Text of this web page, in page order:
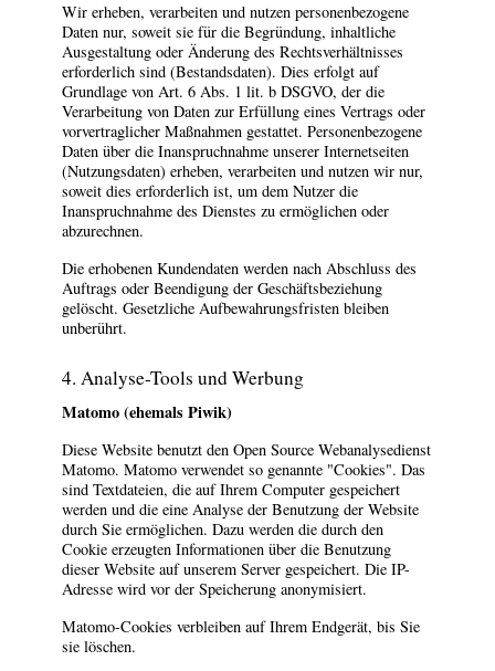
Wir erheben, verarbeiten und nutzen personenbezogene
Daten nur, soweit sie für die Begründung, inhaltliche
Ausgestaltung oder Änderung des Rechtsverhältnisses
erforderlich sind (Bestandsdaten). Dies erfolgt auf
Grundlage von Art. 6 Abs. 1 lit. b DSGVO, der die
Verarbeitung von Daten zur Erfüllung eines Vertrags oder
vorvertraglicher Maßnahmen gestattet. Personenbezogene
Daten über die Inanspruchnahme unserer Internetseiten
(Nutzungsdaten) erheben, verarbeiten und nutzen wir nur,
soweit dies erforderlich ist, um dem Nutzer die
Inanspruchnahme des Dienstes zu ermöglichen oder
abzurechnen.
Die erhobenen Kundendaten werden nach Abschluss des
Auftrags oder Beendigung der Geschäftsbeziehung
gelöscht. Gesetzliche Aufbewahrungsfristen bleiben
unberührt.
4. Analyse-Tools und Werbung
Matomo (ehemals Piwik)
Diese Website benutzt den Open Source Webanalysedienst
Matomo. Matomo verwendet so genannte "Cookies". Das
sind Textdateien, die auf Ihrem Computer gespeichert
werden und die eine Analyse der Benutzung der Website
durch Sie ermöglichen. Dazu werden die durch den
Cookie erzeugten Informationen über die Benutzung
dieser Website auf unserem Server gespeichert. Die IP-
Adresse wird vor der Speicherung anonymisiert.
Matomo-Cookies verbleiben auf Ihrem Endgerät, bis Sie
sie löschen.